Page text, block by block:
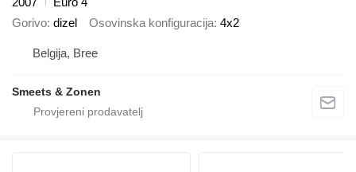
Gorivo dizel Osovinska konfiguracija 4x2
Belgija, Bree
Smeets & Zonen